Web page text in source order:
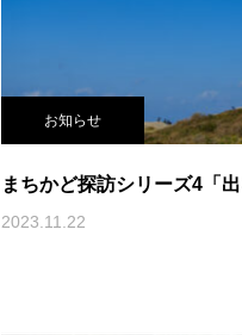
お知らせ
まちかど探訪シリーズ4「
2023.11.22